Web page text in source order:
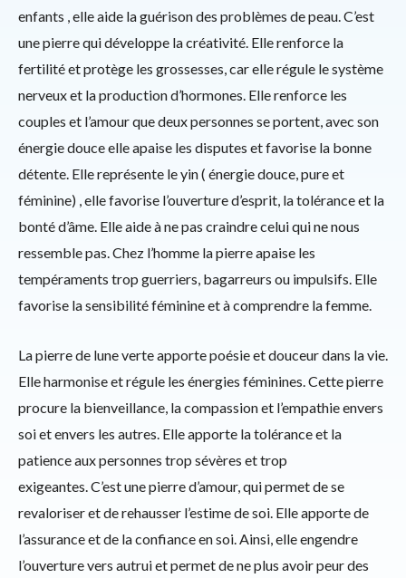
enfants , elle aide la guérison des problèmes de peau. C’est
une pierre qui développe la créativité. Elle renforce la
fertilité et protège les grossesses, car elle régule le système
nerveux et la production d’hormones. Elle renforce les
couples et l’amour que deux personnes se portent, avec son
énergie douce elle apaise les disputes et favorise la bonne
détente. Elle représente le yin ( énergie douce, pure et
féminine) , elle favorise l’ouverture d’esprit, la tolérance et la
bonté d’âme. Elle aide à ne pas craindre celui qui ne nous
ressemble pas. Chez l’homme la pierre apaise les
tempéraments trop guerriers, bagarreurs ou impulsifs. Elle
favorise la sensibilité féminine et à comprendre la femme.
La pierre de lune verte apporte poésie et douceur dans la vie.
Elle harmonise et régule les énergies féminines. Cette pierre
procure la bienveillance, la compassion et l’empathie envers
soi et envers les autres. Elle apporte la tolérance et la
patience aux personnes trop sévères et trop
exigeantes. C’est une pierre d’amour, qui permet de se
revaloriser et de rehausser l’estime de soi. Elle apporte de
l’assurance et de la confiance en soi. Ainsi, elle engendre
l’ouverture vers autrui et permet de ne plus avoir peur des